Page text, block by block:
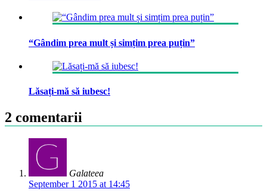
“Gândim prea mult și simțim prea puțin”
Lăsați-mă să iubesc!
2 comentarii
Galateea
September 1 2015 at 14:45